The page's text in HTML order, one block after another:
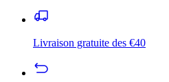
Livraison gratuite des €40